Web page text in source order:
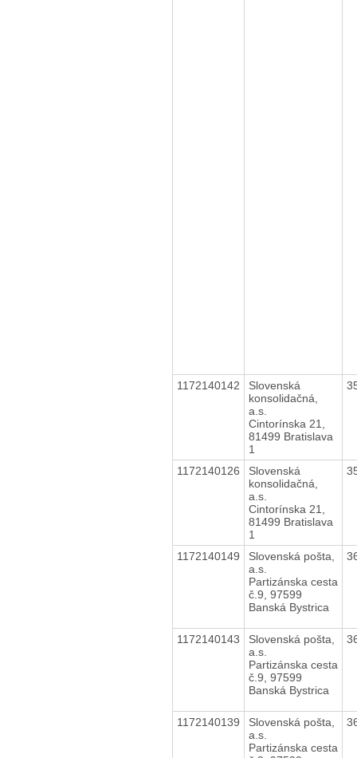
1172140142
Slovenská
konsolidačná,
a.s.
Cintorínska 21,
81499 Bratislava
1
1172140126
Slovenská
konsolidačná,
a.s.
Cintorínska 21,
81499 Bratislava
1
1172140149
Slovenská pošta,
a.s.
Partizánska cesta
č.9, 97599
Banská Bystrica
1172140143
Slovenská pošta,
a.s.
Partizánska cesta
č.9, 97599
Banská Bystrica
1172140139
Slovenská pošta,
a.s.
Partizánska cesta